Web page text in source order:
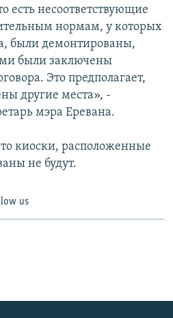
есть несоответствующие
нормам, у которых
были демонтированы,
были заключены
Это предполагает,
другие места», -
мэра Еревана.
киоски, расположенные
не будут.
us